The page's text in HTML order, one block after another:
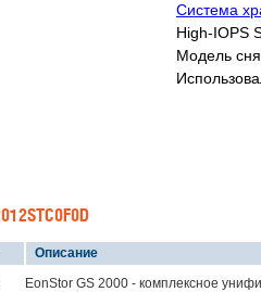
Система
High-IOPS
Модель
Описание
EonStor GS 2000 - комплексное